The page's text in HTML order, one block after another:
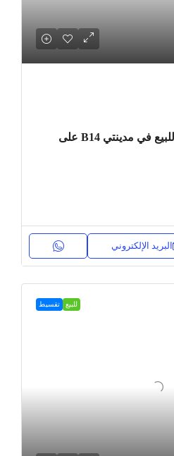
شقة 136م بحديقة 64م للبيع في مدينتي B14 على
البريد الإلكتروني
للبيع تقسيط